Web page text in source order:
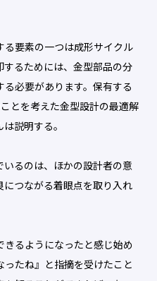
る要素の一つは成形サイクル
するためには、金型部品の分
必要があります。保有する
とを考えた金型設計の最適解
説明する。
るのは、ほかの設計者の意
につながる着眼点を取り入れ
きるようになったと感じ始め
たね』と指摘を受けたこと